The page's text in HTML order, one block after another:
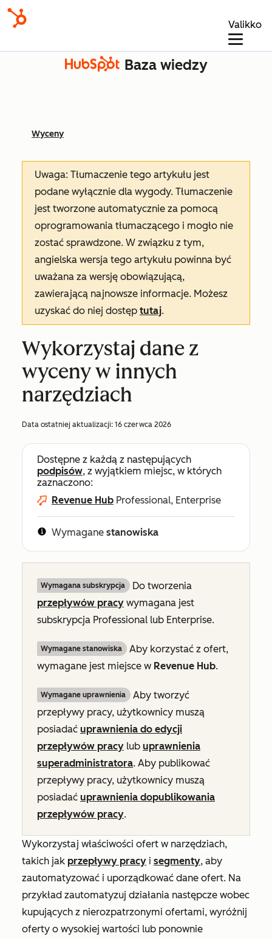
Valikko
Baza wiedzy
Wyceny
Uwaga: Tłumaczenie tego artykułu jest
podane wyłącznie dla wygody. Tłumaczenie
jest tworzone automatycznie za pomocą
oprogramowania tłumaczącego i mogło nie
zostać sprawdzone. W związku z tym,
angielska wersja tego artykułu powinna być
uważana za wersję obowiązującą,
zawierającą najnowsze informacje. Możesz
uzyskać do niej dostęp tutaj.
Wykorzystaj dane z
wyceny w innych
narzędziach
Data ostatniej aktualizacji: 16 czerwca 2026
Dostępne z każdą z następujących
podpisów, z wyjątkiem miejsc, w których
zaznaczono:
Revenue Hub Professional, Enterprise
Wymagane stanowiska
Wymagana subskrypcja
Do tworzenia
przepływów pracy wymagana jest
subskrypcja Professional lub Enterprise.
Wymagane stanowiska
Aby korzystać z ofert,
wymagane jest miejsce w Revenue Hub.
Wymagane uprawnienia
Aby tworzyć
przepływy pracy, użytkownicy muszą
posiadać uprawnienia do edycji
przepływów pracy lub uprawnienia
superadministratora. Aby publikować
przepływy pracy, użytkownicy muszą
posiadać uprawnienia dopublikowania
przepływów pracy.
Wykorzystaj właściwości ofert w narzędziach,
takich jak przepływy pracy i segmenty, aby
zautomatyzować i uporządkować dane ofert. Na
przykład zautomatyzuj działania następcze wobec
kupujących z nierozpatrzonymi ofertami, wyróżnij
oferty o wysokiej wartości lub ponownie